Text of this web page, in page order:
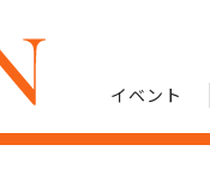
イベント